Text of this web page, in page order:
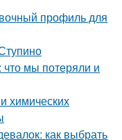
профиль для
мы потеряли и
химических
как выбрать